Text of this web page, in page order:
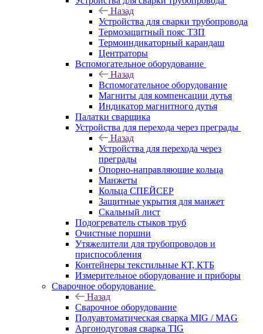
Назад
Устройства для сварки трубопровода
Термозащитный пояс ТЗП
Термоиндикаторный карандаш
Центраторы
Вспомогательное оборудование
Назад
Вспомогательное оборудование
Магниты для компенсации дутья
Индикатор магнитного дутья
Палатки сварщика
Устройства для перехода через преграды
Назад
Устройства для перехода через
преграды
Опорно-направляющие кольца
Манжеты
Кольца СПЕЙСЕР
Защитные укрытия для манжет
Скальный лист
Подогреватель стыков труб
Очистные поршни
Утяжелители для трубопроводов и
приспособления
Контейнеры текстильные КТ, КТБ
Измерительное оборудование и приборы
Сварочное оборудование
Назад
Сварочное оборудование
Полуавтоматическая сварка MIG / MAG
Аргонодуговая сварка TIG